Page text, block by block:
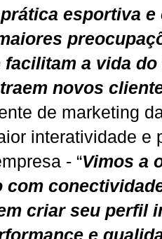
esportiva
a vida
novos
de marketing
interatividade e
- “Vimos a
com
criar seu perfil
e